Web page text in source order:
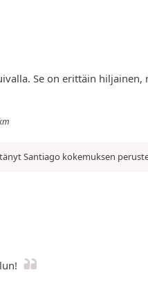
Se on erittäin
Santiago kokemuksen